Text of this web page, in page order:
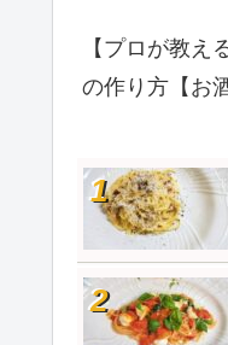
【プロが教え
の作り方【お